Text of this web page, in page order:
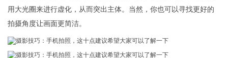
用大光圈来进行虚化，从而突出主体。当然，你也可以寻找更好的
拍摄角度让画面更简洁。